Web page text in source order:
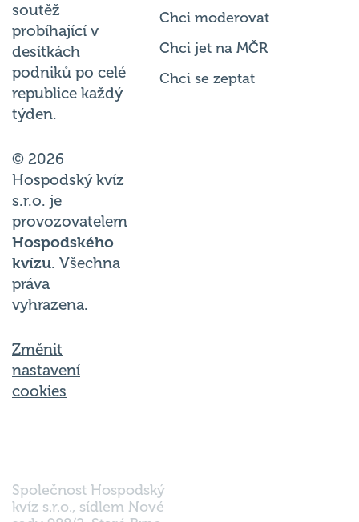
soutěž
probíhající v
desítkách
podniků po celé
republice každý
týden.
© 2026
Hospodský kvíz
s.r.o. je
provozovatelem
Hospodského
kvízu. Všechna
práva
vyhrazena.
Změnit
nastavení
cookies
Chci moderovat
Chci jet na MČR
Chci se zeptat
Společnost Hospodský
kvíz s.r.o., sídlem Nové